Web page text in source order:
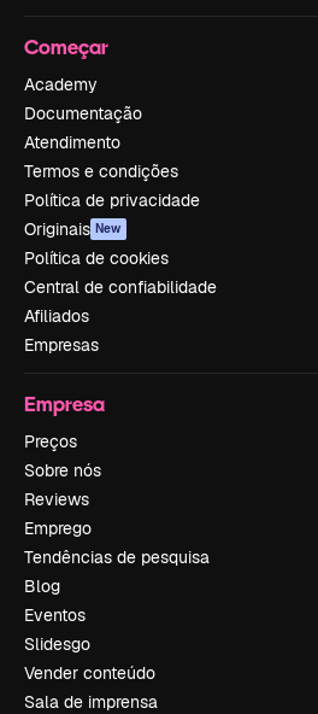
Começar
Academy
Documentação
Atendimento
Termos e condições
Política de privacidade
Originais New
Política de cookies
Central de confiabilidade
Afiliados
Empresas
Empresa
Preços
Sobre nós
Reviews
Emprego
Tendências de pesquisa
Blog
Eventos
Slidesgo
Vender conteúdo
Sala de imprensa